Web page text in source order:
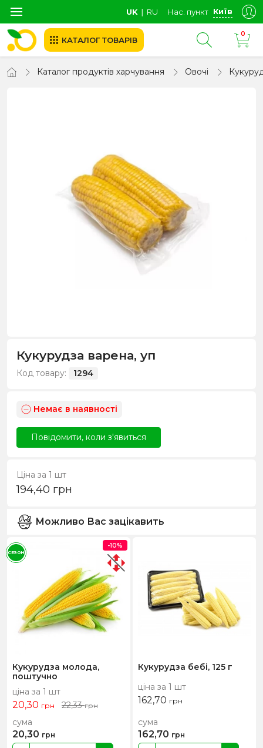
UK ∣ RU Нас. пункт Київ
КАТАЛОГ ТОВАРІВ
0
Каталог продуктів харчування Овочі
Кукурудза варена, уп
Код товару: 1294
Немає в наявності
Повідомити, коли з'явиться
Ціна за 1 шт
194,40 грн
Можливо Вас зацікавить
Кукурудза молода,
поштучно
ціна за 1 шт
20,30 грн 22,33грн
сума
20,30 грн
-10%
СЕЗОН
Кукурудза бебі, 125 г
ціна за 1 шт
162,70 грн
сума
162,70 грн